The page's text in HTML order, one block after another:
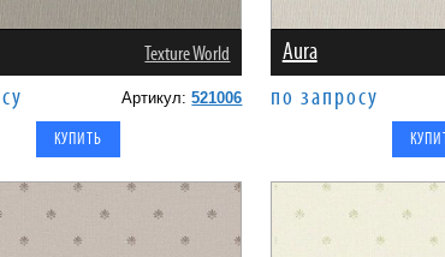
Texture World
Артикул:521006
Aura
по запросу